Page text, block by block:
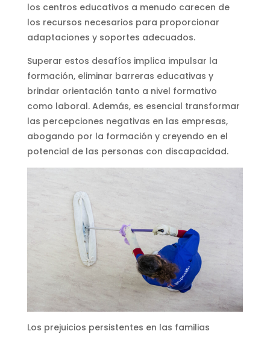
los centros educativos a menudo carecen de
los recursos necesarios para proporcionar
adaptaciones y soportes adecuados.
Superar estos desafíos implica impulsar la
formación, eliminar barreras educativas y
brindar orientación tanto a nivel formativo
como laboral. Además, es esencial transformar
las percepciones negativas en las empresas,
abogando por la formación y creyendo en el
potencial de las personas con discapacidad.
Los prejuicios persistentes en las familias